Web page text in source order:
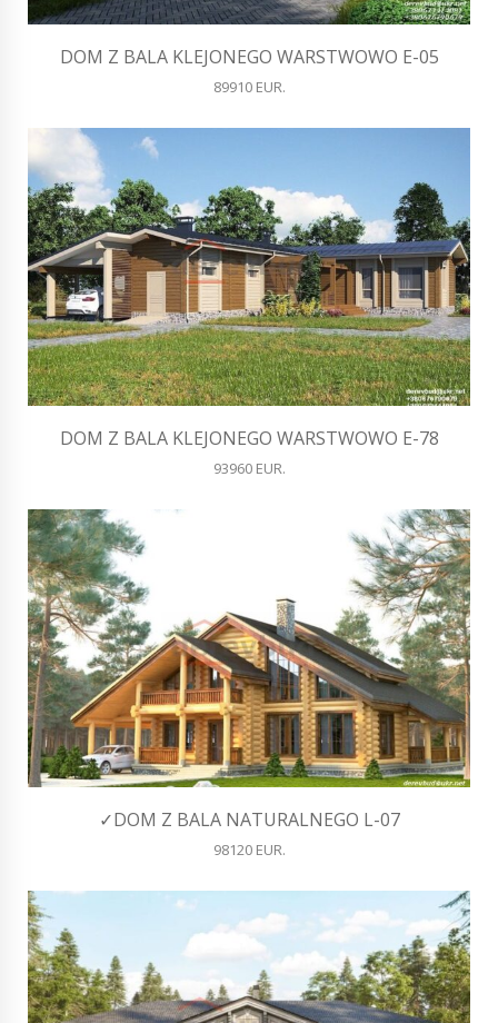
DOM Z BALA KLEJONEGO WARSTWOWO E-05
89910 EUR.
DOM Z BALA KLEJONEGO WARSTWOWO E-78
93960 EUR.
✓DOM Z BALA NATURALNEGO L-07
98120 EUR.